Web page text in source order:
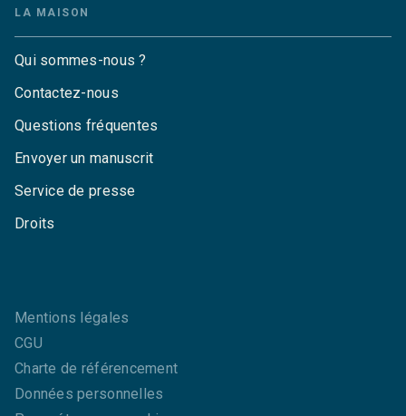
LA MAISON
Qui sommes-nous ?
Contactez-nous
Questions fréquentes
Envoyer un manuscrit
Service de presse
Droits
Mentions légales
CGU
Charte de référencement
Données personnelles